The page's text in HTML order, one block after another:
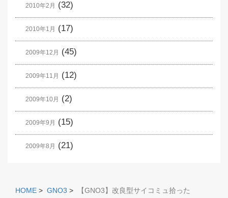
2010年2月 (32)
2010年1月 (17)
2009年12月 (45)
2009年11月 (12)
2009年10月 (2)
2009年9月 (15)
2009年8月 (21)
HOME > GNO3 > 【GNO3】改良型サイコミュ拾った